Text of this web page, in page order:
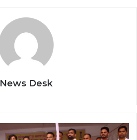
News Desk